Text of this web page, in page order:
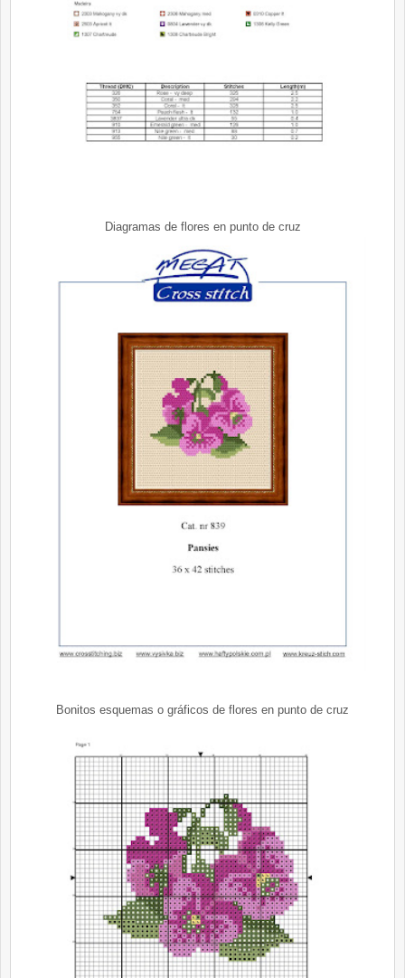
Diagramas de flores en punto de cruz
Bonitos esquemas o gráficos de flores en punto de cruz